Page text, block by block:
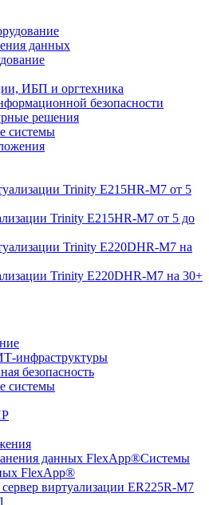
данных
ИБП и оргтехника
безопасности
решения
системы
Trinity E215HR-M7 от 5 до
Trinity E220DHR-M7 на 30+
инфраструктуры
безопасность
системы
Системы
FlexApp®